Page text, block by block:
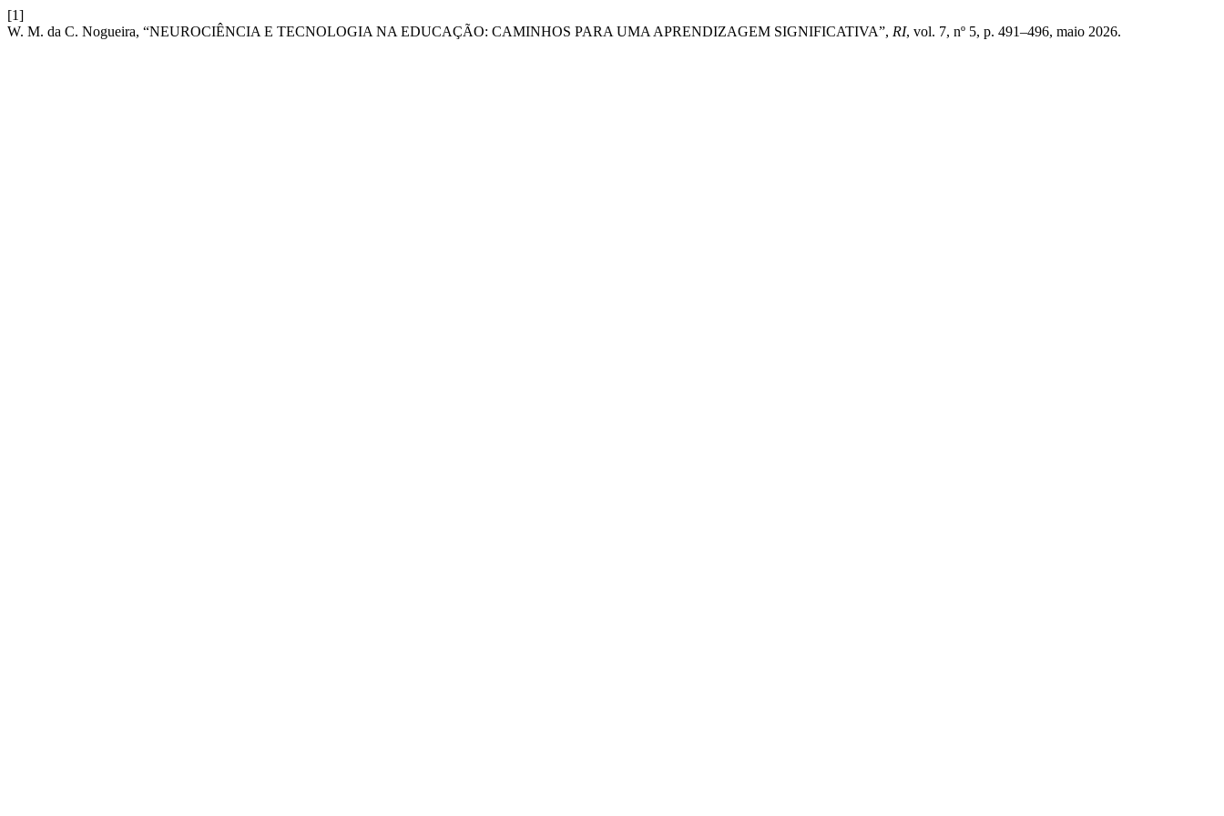
[1]
W. M. da C. Nogueira, “NEUROCIÊNCIA E TECNOLOGIA NA EDUCAÇÃO: CAMINHOS PARA UMA APRENDIZAGEM SIGNIFICATIVA”, RI, vol. 7, nº 5, p. 491–496, maio 2026.